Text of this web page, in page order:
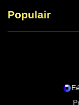
Populair